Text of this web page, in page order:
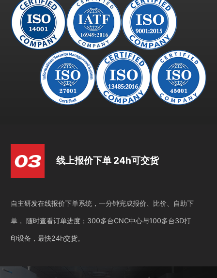
线上报价下单 24h可交货
自主研发在线报价下单系统，一分钟完成报价、比价、自助下
单， 随时查看订单进度；300多台CNC中心与100多台3D打
印设备，最快24h交货。